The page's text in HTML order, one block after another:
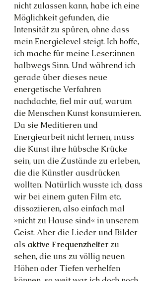
nicht zulassen kann, habe ich eine
Möglichkeit gefunden, die
Intensität zu spüren, ohne dass
mein Energielevel steigt. Ich hoffe,
ich mache für meine Leser:innen
halbwegs Sinn. Und während ich
gerade über dieses neue
energetische Verfahren
nachdachte, fiel mir auf, warum
die Menschen Kunst konsumieren.
Da sie Meditieren und
Energiearbeit nicht lernen, muss
die Kunst ihre hübsche Krücke
sein, um die Zustände zu erleben,
die die Künstler ausdrücken
wollten. Natürlich wusste ich, dass
wir bei einem guten Film etc.
dissoziieren, also einfach mal
»nicht zu Hause sind« in unserem
Geist. Aber die Lieder und Bilder
als aktive Frequenzhelfer zu
sehen, die uns zu völlig neuen
Höhen oder Tiefen verhelfen